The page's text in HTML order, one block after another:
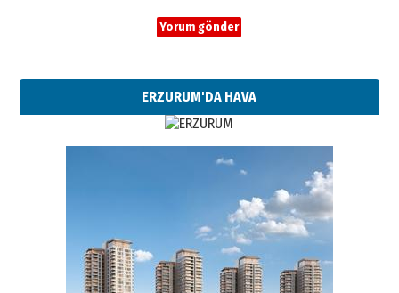
ERZURUM'DA HAVA
Esat BİNDESEN